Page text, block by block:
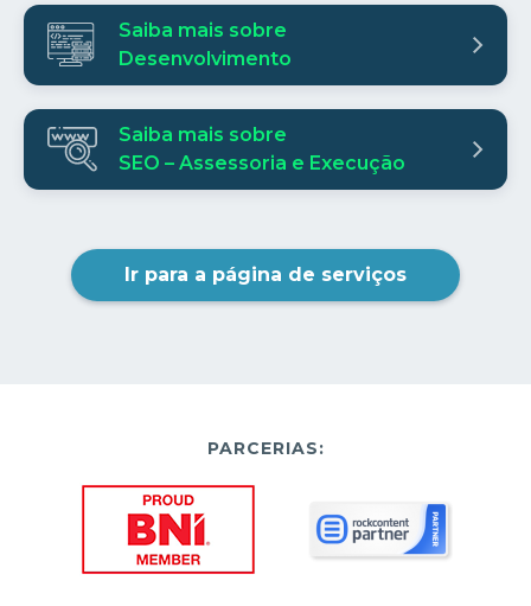
Saiba mais sobre
Desenvolvimento
Saiba mais sobre
SEO – Assessoria e Execução
Ir para a página de serviços
PARCERIAS: